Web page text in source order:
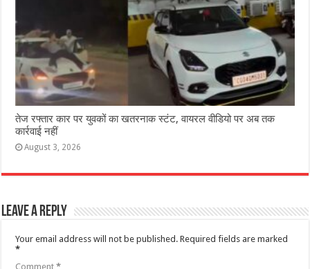
तेज रफ्तार कार पर युवकों का खतरनाक स्टंट, वायरल वीडियो पर अब तक
कार्रवाई नहीं
August 3, 2026
Leave a Reply
Your email address will not be published. Required fields are marked
*
Comment*